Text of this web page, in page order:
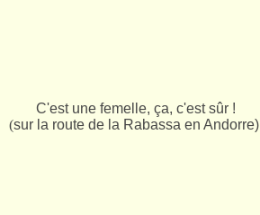
C'est une femelle, ça, c'est sûr !
(sur la route de la Rabassa en Andorre)